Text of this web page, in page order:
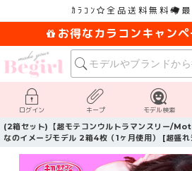
ｶﾗｺﾝ 全品送料無料
お得なカラコンキャン
ログイン キープ モデル検索
(2箱セット)【超モテコンウルトラマンスリー/
なのイメージモデル 2箱4枚（1ヶ月使用） [超盛れ